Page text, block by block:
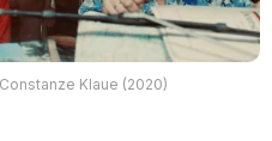
Klaue (2020)